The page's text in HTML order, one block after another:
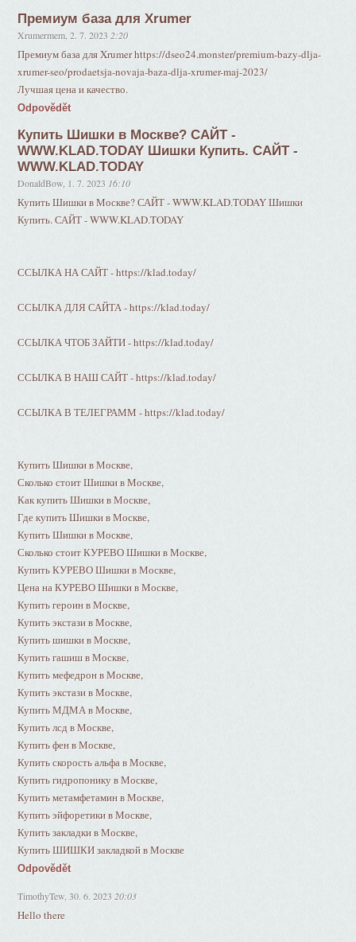
Премиум база для Xrumer
Xrumermem ,2. 7. 2023 2:20
Премиум база для Xrumer https://dseo24.monster/premium-bazy-dlja-
xrumer-seo/prodaetsja-novaja-baza-dlja-xrumer-maj-2023/
Лучшая цена и качество.
Odpovědět
Купить Шишки в Москве? САЙТ -
WWW.KLAD.TODAY Шишки Купить. САЙТ -
WWW.KLAD.TODAY
DonaldBow 1. 7. 2023 16:10
Купить Шишки в Москве? САЙТ - WWW.KLAD.TODAY Шишки
Купить. САЙТ - WWW.KLAD.TODAY
ССЫЛКА НА САЙТ - https://klad.today/
ССЫЛКА ДЛЯ САЙТА - https://klad.today/
ССЫЛКА ЧТОБ ЗАЙТИ - https://klad.today/
ССЫЛКА В НАШ САЙТ - https://klad.today/
ССЫЛКА В ТЕЛЕГРАММ - https://klad.today/
Купить Шишки в Москве,
Сколько стоит Шишки в Москве,
Как купить Шишки в Москве,
Где купить Шишки в Москве,
Купить Шишки в Москве,
Сколько стоит КУРЕВО Шишки в Москве,
Купить КУРЕВО Шишки в Москве,
Цена на КУРЕВО Шишки в Москве,
Купить героин в Москве,
Купить экстази в Москве,
Купить шишки в Москве,
Купить гашиш в Москве,
Купить мефедрон в Москве,
Купить экстази в Москве,
Купить МДМА в Москве,
Купить лсд в Москве,
Купить фен в Москве,
Купить скорость альфа в Москве,
Купить гидропонику в Москве,
Купить метамфетамин в Москве,
Купить эйфоретики в Москве,
Купить закладки в Москве,
Купить ШИШКИ закладкой в Москве
Odpovědět
TimothyTew ,30. 6. 2023 20:03
Hello there